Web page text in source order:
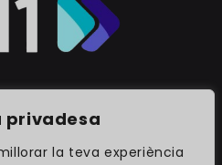
privadesa
la teva experiència
RH1